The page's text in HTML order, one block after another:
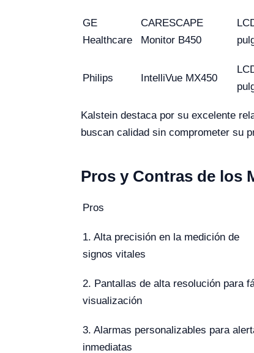
GE
Healthcare
CARESCAPE
Monitor B450
Philips IntelliVue MX450
Kalstein destaca por su excelente
buscan calidad sin comprometer su
Pros y Contras de los
Pros
1. Alta precisión en la medición de
signos vitales
2. Pantallas de alta resolución para
visualización
3. Alarmas personalizables para
inmediatas